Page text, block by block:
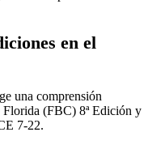
en el
una comprensión
(FBC) 8ª Edición y
7-22.